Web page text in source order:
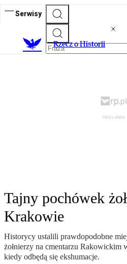
Serwisy
Rzecz o Historii
Tajny pochówek
Krakowie
Historycy ustalili prawdopodobne
żołnierzy na cmentarzu
kiedy odbędą się ekshumacje.